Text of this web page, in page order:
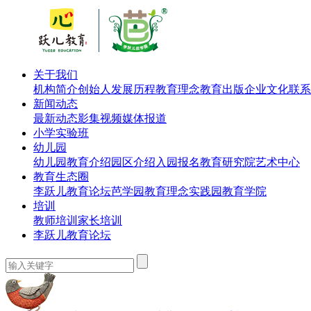
关于我们
机构简介创始人 发展历程教育理念教育出版企业文化联
新闻动态
最新动态影集视频媒体报道
小学实验班
幼儿园
幼儿园教育介绍园区介绍 入园报名教育研究院艺术中心
教育生态圈
李跃儿教育论坛芭学园教育理念实践园教育学院
培训
教师培训 家长培训
李跃儿教育论坛